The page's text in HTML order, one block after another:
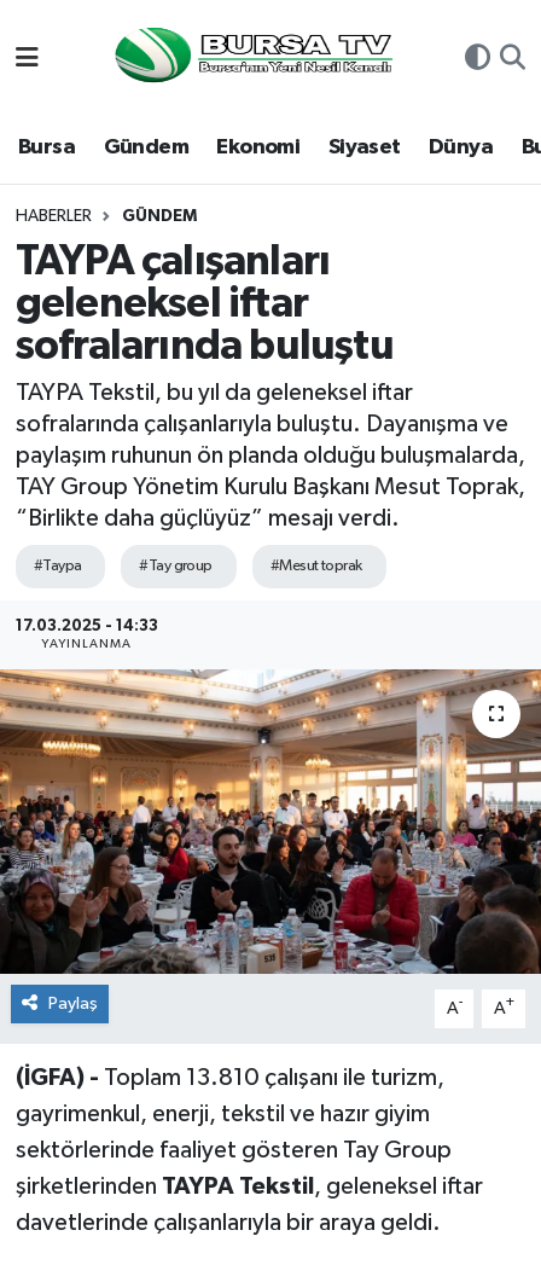
Bursa Gündem Ekonomi Siyaset Dünya
HABERLER GÜNDEM
TAYPA çalışanları
geleneksel iftar
sofralarında buluştu
TAYPA Tekstil, bu yıl da geleneksel iftar
sofralarında çalışanlarıyla buluştu. Dayanışma ve
paylaşım ruhunun ön planda olduğu buluşmalarda,
TAY Group Yönetim Kurulu Başkanı Mesut Toprak,
“Birlikte daha güçlüyüz” mesajı verdi.
#Taypa #Tay group #Mesut toprak
17.03.2025 - 14:33
YAYINLANMA
Paylaş A- A+
(İGFA) - Toplam 13.810 çalışanı ile turizm,
gayrimenkul, enerji, tekstil ve hazır giyim
sektörlerinde faaliyet gösteren Tay Group
şirketlerinden TAYPA Tekstil , geleneksel iftar
davetlerinde çalışanlarıyla bir araya geldi.
Bursa
Dünya
Eğitim
Ekonomi
Genel
Gündem
Magazin
Siyaset
Spor
Teknoloji
Türkiye
Hava Durumu
Namaz Vakitleri
Trafik Durumu
Süper Lig Puan Durumu ve Fikstür
Tüm Manşetler
Son Dakika Haberleri
Haber Arşivi